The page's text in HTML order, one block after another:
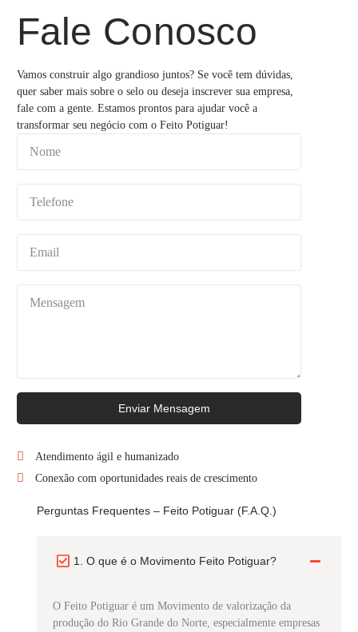
Fale Conosco
Vamos construir algo grandioso juntos? Se você tem dúvidas,
quer saber mais sobre o selo ou deseja inscrever sua empresa,
fale com a gente. Estamos prontos para ajudar você a
transformar seu negócio com o Feito Potiguar!
Enviar Mensagem
Atendimento ágil e humanizado
Conexão com oportunidades reais de crescimento
Perguntas Frequentes – Feito Potiguar (F.A.Q.)
1. O que é o Movimento Feito Potiguar?
O Feito Potiguar é um Movimento de valorização da
produção do Rio Grande do Norte, especialmente empresas